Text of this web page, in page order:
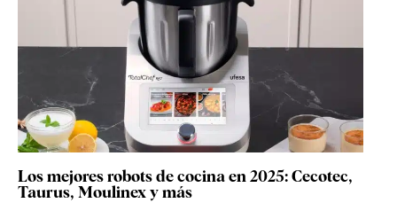
Los mejores robots de cocina en 2025: Cecotec,
Taurus, Moulinex y más